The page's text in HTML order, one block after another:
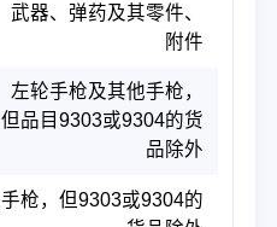
武器、弹药及其零件、
附件
左轮手枪及其他手枪，
但品目9303或9304的货
品除外
手枪，但9303或9304的